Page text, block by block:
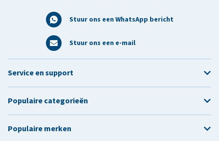
Stuur ons een WhatsApp bericht
Stuur ons een e-mail
Service en support
Populaire categorieën
Populaire merken